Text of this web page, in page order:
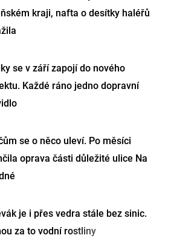
kraji, nafta o desítky haléřů
se v září zapojí do nového
Každé ráno jedno dopravní
se o něco uleví. Po měsíci
oprava části důležité ulice Na
je i přes vedra stále bez sinic.
za to vodní rostliny